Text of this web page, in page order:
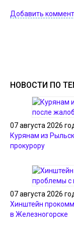
Добавить
НОВОСТИ ПО
07 августа 2026
Курянам из
прокурору
07 августа 2026
Хинштейн
в Железногорске